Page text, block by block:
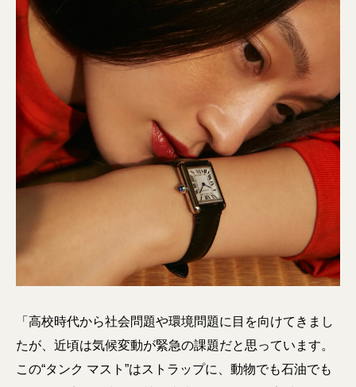
「高校時代から社会問題や環境問題に目を向けてきまし
たが、近頃は気候変動が緊急の課題だと思っています。
この“タンク マスト”はストラップに、動物でも石油でも